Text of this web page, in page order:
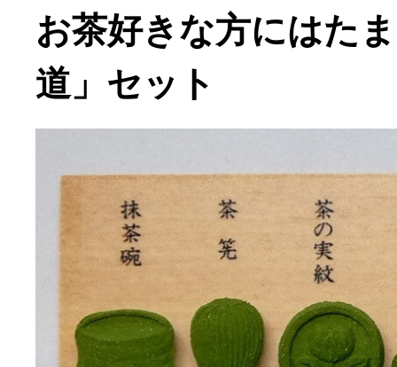
お茶好きな方にはた
道」セット